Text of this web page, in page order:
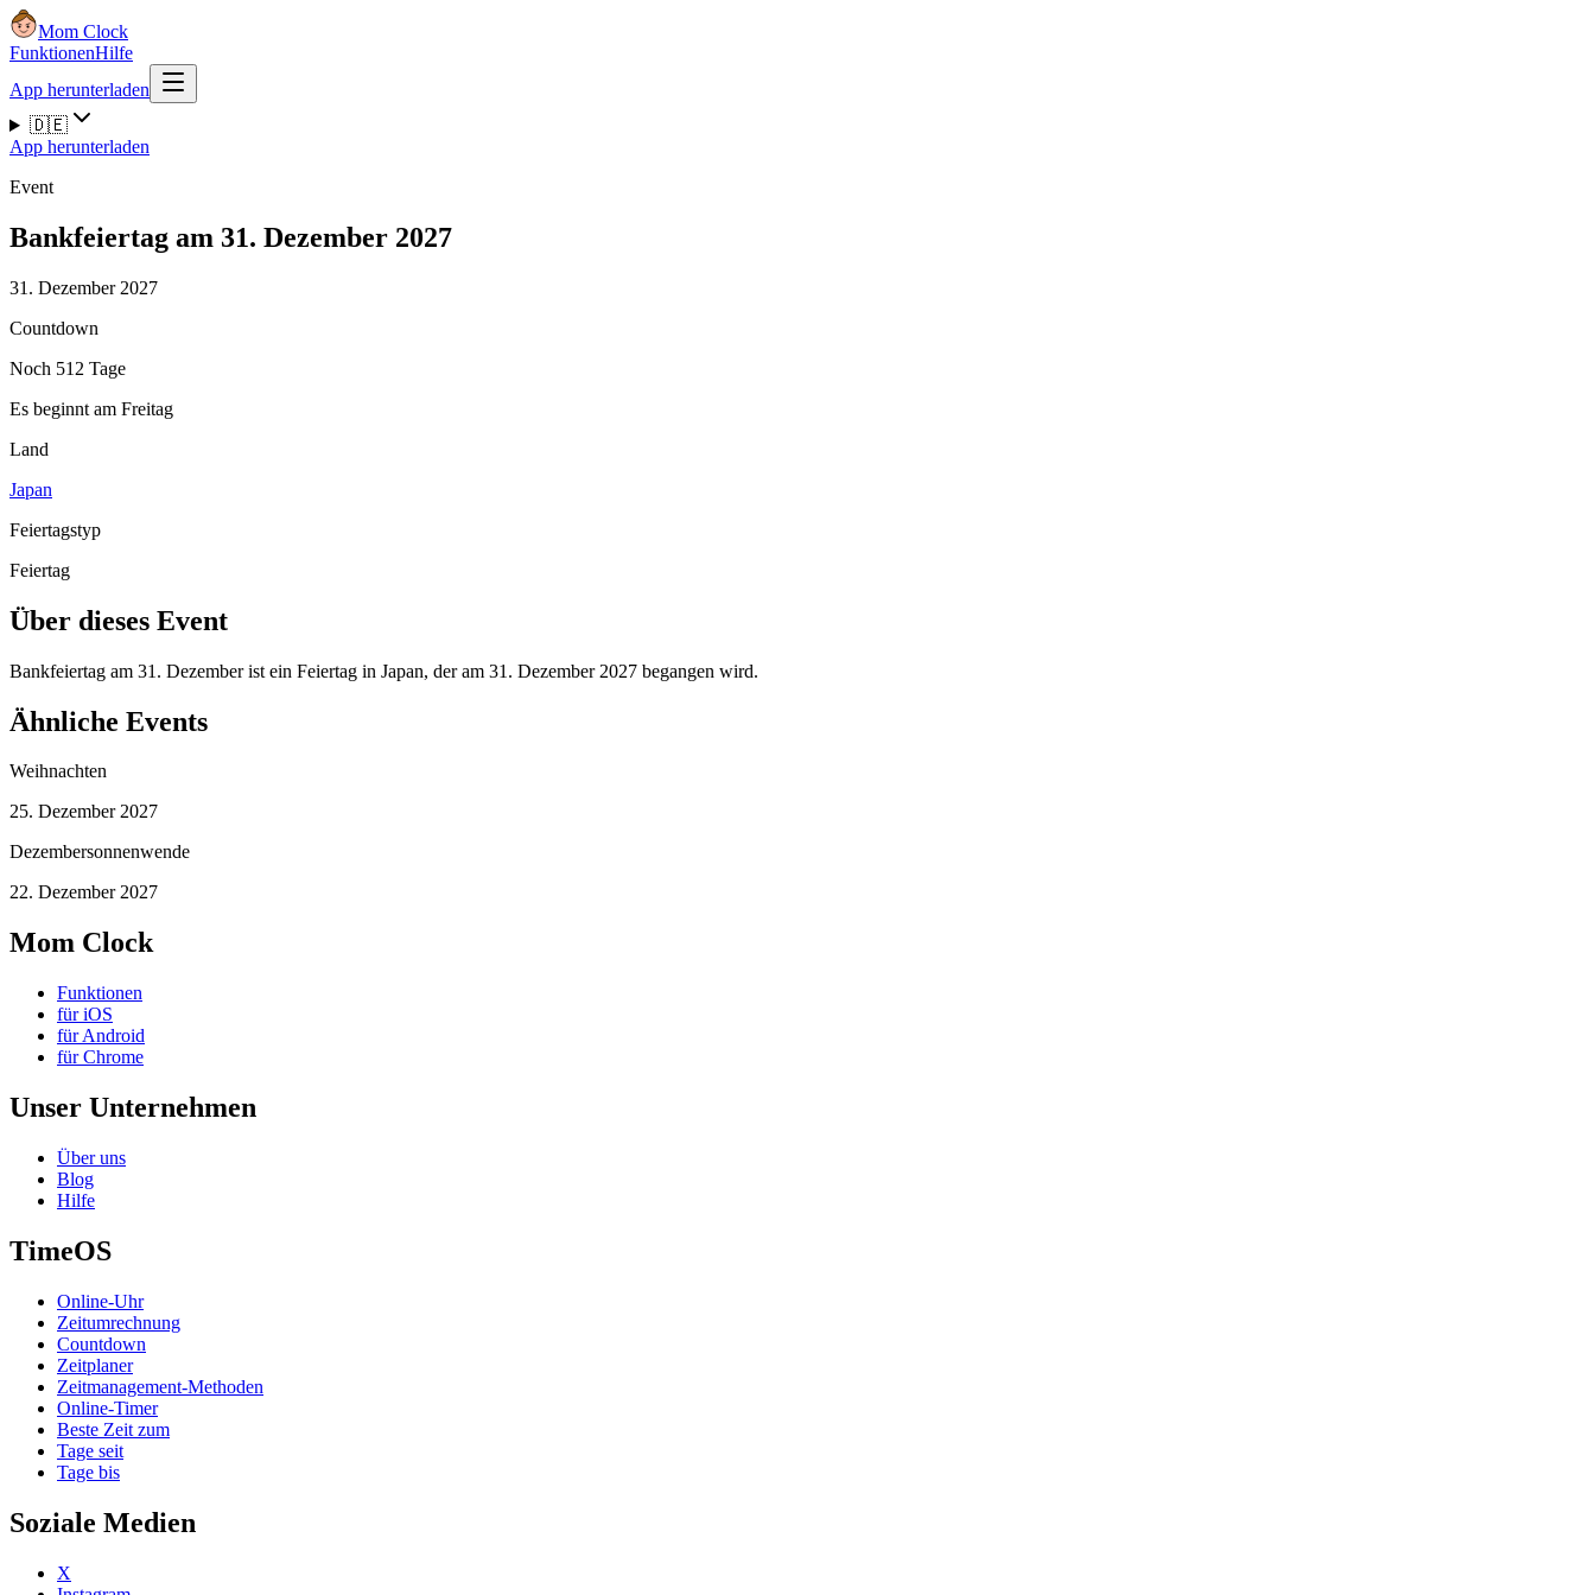
Mom Clock
FunktionenHilfe
App herunterladen
🇩🇪
App herunterladen
Event
Bankfeiertag am 31. Dezember 2027
31. Dezember 2027
Countdown
Noch 512 Tage
Es beginnt am Freitag
Land
Japan
Feiertagstyp
Feiertag
Über dieses Event
Bankfeiertag am 31. Dezember ist ein Feiertag in Japan, der am 31. Dezember 2027 begangen wird.
Ähnliche Events
Weihnachten
25. Dezember 2027
Dezembersonnenwende
22. Dezember 2027
Mom Clock
Funktionen
für iOS
für Android
für Chrome
Unser Unternehmen
Über uns
Blog
Hilfe
TimeOS
Online-Uhr
Zeitumrechnung
Countdown
Zeitplaner
Zeitmanagement-Methoden
Online-Timer
Beste Zeit zum
Tage seit
Tage bis
Soziale Medien
X